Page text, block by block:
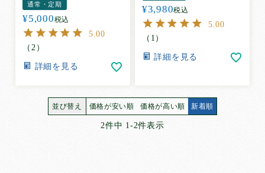
ワイド
スーパーワイド
ビッグ
使い方で選ぶ
通常・定期
¥5,000税込
5.00
（2 ）
詳細を見る
¥3,980税込
5.00
（ 1 ）
詳細を見る
並び替え 価格が安い順 価格が高い順 新着順
2件中 1-2件表示